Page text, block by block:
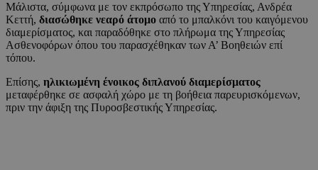
Μάλιστα, σύμφωνα με τον εκπρόσωπο της Υπηρεσίας, Ανδρέα
Κεττή, διασώθηκε νεαρό άτομο από το μπαλκόνι του καιγόμενου
διαμερίσματος, και παραδόθηκε στο πλήρωμα της Υπηρεσίας
Ασθενοφόρων όπου του παρασχέθηκαν των Α’ Βοηθειών επί
τόπου.
Επίσης, ηλικιωμένη ένοικος διπλανού διαμερίσματος
μεταφέρθηκε σε ασφαλή χώρο με τη βοήθεια παρευρισκόμενων,
πριν την άφιξη της Πυροσβεστικής Υπηρεσίας.